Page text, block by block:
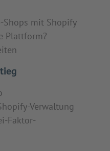
Shops mit Shopify
Plattform?
Verwaltung
Faktor-